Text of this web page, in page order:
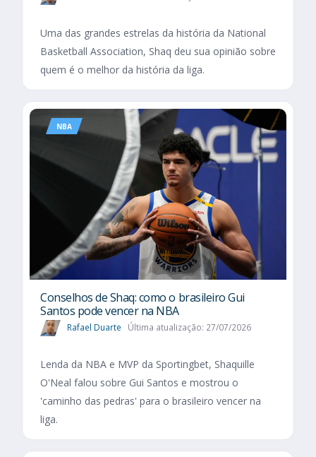
Uma das grandes estrelas da história da National
Basketball Association, Shaq deu sua opinião sobre
quem é o melhor da história da liga.
NBA
Conselhos de Shaq: como o brasileiro Gui
Santos pode vencer na NBA
Rafael Duarte Última atualização: 27/07/2026
Lenda da NBA e MVP da Sportingbet, Shaquille
O'Neal falou sobre Gui Santos e mostrou o
'caminho das pedras' para o brasileiro vencer na
liga.